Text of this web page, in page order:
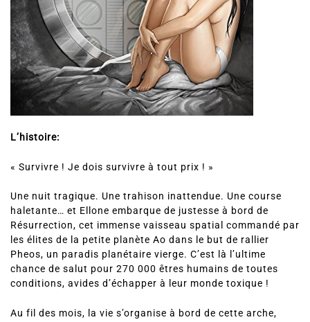
L’histoire:
« Survivre ! Je dois survivre à tout prix ! »
Une nuit tragique. Une trahison inattendue. Une course
haletante… et Ellone embarque de justesse à bord de
Résurrection, cet immense vaisseau spatial commandé par
les élites de la petite planète Ao dans le but de rallier
Pheos, un paradis planétaire vierge. C’est là l’ultime
chance de salut pour 270 000 êtres humains de toutes
conditions, avides d’échapper à leur monde toxique !
Au fil des mois, la vie s’organise à bord de cette arche,